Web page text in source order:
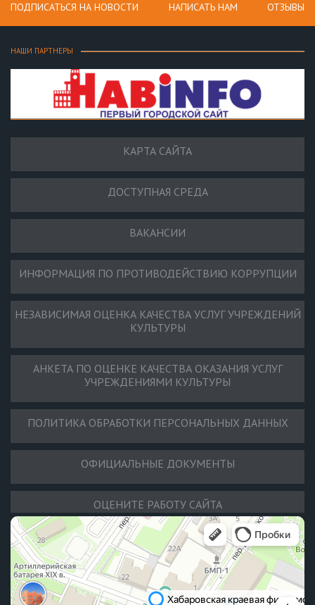
ПОДПИСАТЬСЯ НА НОВОСТИ НАПИСАТЬ НАМ ОТЗЫВЫ
НАШИ ПАРТНЕРЫ
КАРТА САЙТА
ДОСТУПНАЯ СРЕДА
ВАКАНСИИ
ИНФОРМАЦИЯ ПО ПРОТИВОДЕЙСТВИЮ КОРРУПЦИИ
НЕЗАВИСИМАЯ ОЦЕНКА КАЧЕСТВА УСЛУГ УЧРЕЖДЕНИЙ
КУЛЬТУРЫ
АНКЕТА ПО ОЦЕНКЕ КАЧЕСТВА ОКАЗАНИЯ УСЛУГ
УЧРЕЖДЕНИЯМИ КУЛЬТУРЫ
ПОЛИТИКА ОБРАБОТКИ ПЕРСОНАЛЬНЫХ ДАННЫХ
ОФИЦИАЛЬНЫЕ ДОКУМЕНТЫ
ОЦЕНИТЕ РАБОТУ САЙТА